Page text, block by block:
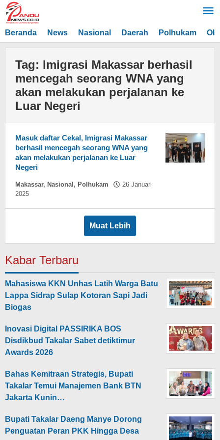
Lewati
ke
konten
Beranda News Nasional Daerah Polhukam
Tag: Imigrasi Makassar berhasil
mencegah seorang WNA yang
akan melakukan perjalanan ke
Luar Negeri
Masuk daftar Cekal, Imigrasi Makassar
berhasil mencegah seorang WNA yang
akan melakukan perjalanan ke Luar
Negeri
Makassar, Nasional , Polhukam
26 Januari
2025
Muat Lebih
Kabar Terbaru
Mahasiswa KKN Unhas Latih Warga Batu
Lappa Sidrap Sulap Kotoran Sapi Jadi
Biogas
Inovasi Digital PASSIRIKA BOS
Disdikbud Takalar Sabet detiktimur
Awards 2026
Bahas Kemitraan Strategis, Bupati
Takalar Temui Manajemen Bank BTN
Jakarta Kunin…
Bupati Takalar Daeng Manye Dorong
Penguatan Peran PKK Hingga Desa